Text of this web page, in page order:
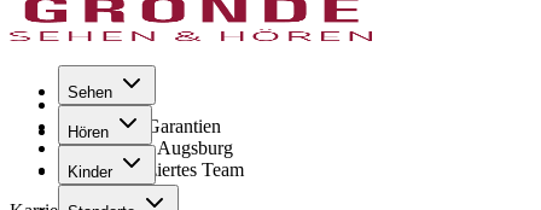
Sehen
Hören
Kinder
Seit 1971
GRONDE Garantien
8× im Raum Augsburg
Hochqualifiziertes Team